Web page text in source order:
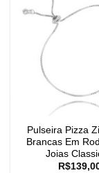
Pulseira Pizza
Brancas Em
Joias
R$